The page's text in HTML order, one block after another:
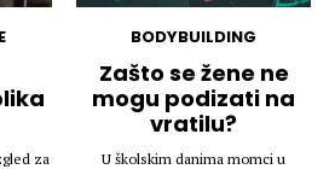
za
BODYBUILDING
Zašto se žene ne
mogu podizati na
vratilu?
U školskim danima momci u